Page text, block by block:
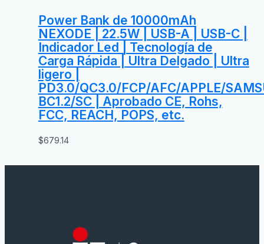
Power Bank de 10000mAh
NEXODE | 22.5W | USB-A | USB-C |
Indicador Led | Tecnología de
Carga Rápida | Ultra Delgado | Ultra
ligero |
PD3.0/QC3.0/FCP/AFC/APPLE/
BC1.2/SC | Aprobado CE, Rohs,
FCC, REACH, POPS, etc.
$679.14